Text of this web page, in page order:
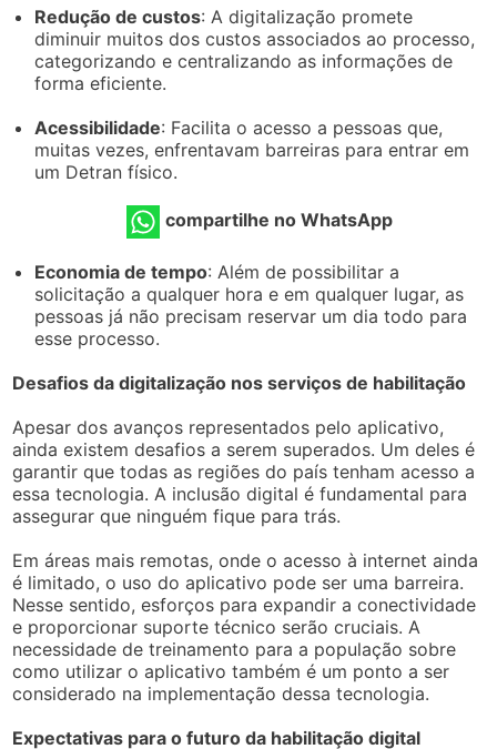
Redução de custos: A digitalização promete
diminuir muitos dos custos associados ao processo,
categorizando e centralizando as informações de
forma eficiente.
Acessibilidade: Facilita o acesso a pessoas que,
muitas vezes, enfrentavam barreiras para entrar em
um Detran físico.
compartilhe no WhatsApp
Economia de tempo: Além de possibilitar a
solicitação a qualquer hora e em qualquer lugar, as
pessoas já não precisam reservar um dia todo para
esse processo.
Desafios da digitalização nos serviços de habilitação
Apesar dos avanços representados pelo aplicativo,
ainda existem desafios a serem superados. Um deles é
garantir que todas as regiões do país tenham acesso a
essa tecnologia. A inclusão digital é fundamental para
assegurar que ninguém fique para trás.
Em áreas mais remotas, onde o acesso à internet ainda
é limitado, o uso do aplicativo pode ser uma barreira.
Nesse sentido, esforços para expandir a conectividade
e proporcionar suporte técnico serão cruciais. A
necessidade de treinamento para a população sobre
como utilizar o aplicativo também é um ponto a ser
considerado na implementação dessa tecnologia.
Expectativas para o futuro da habilitação digital